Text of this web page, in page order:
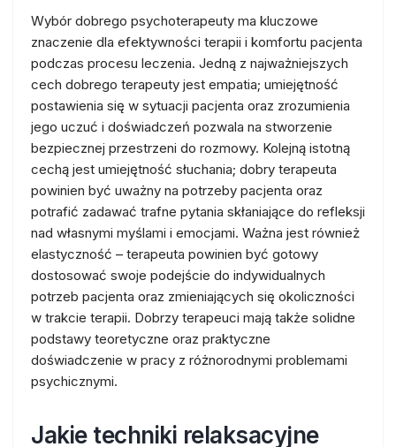
Wybór dobrego psychoterapeuty ma kluczowe
znaczenie dla efektywności terapii i komfortu pacjenta
podczas procesu leczenia. Jedną z najważniejszych
cech dobrego terapeuty jest empatia; umiejętność
postawienia się w sytuacji pacjenta oraz zrozumienia
jego uczuć i doświadczeń pozwala na stworzenie
bezpiecznej przestrzeni do rozmowy. Kolejną istotną
cechą jest umiejętność słuchania; dobry terapeuta
powinien być uważny na potrzeby pacjenta oraz
potrafić zadawać trafne pytania skłaniające do refleksji
nad własnymi myślami i emocjami. Ważna jest również
elastyczność – terapeuta powinien być gotowy
dostosować swoje podejście do indywidualnych
potrzeb pacjenta oraz zmieniających się okoliczności
w trakcie terapii. Dobrzy terapeuci mają także solidne
podstawy teoretyczne oraz praktyczne
doświadczenie w pracy z różnorodnymi problemami
psychicznymi.
Jakie techniki relaksacyjne